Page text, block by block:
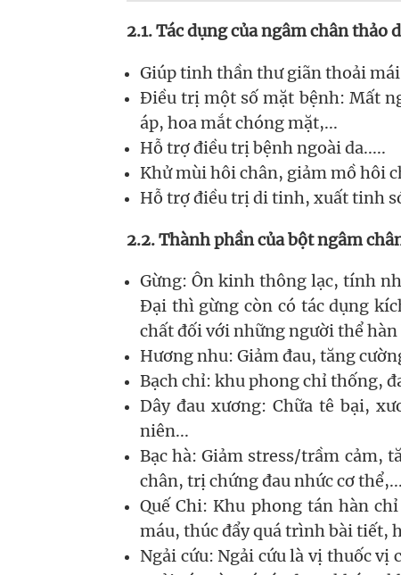
2.1. Tác dụng của ngâm chân thảo
Giúp tinh thần thư giãn thoải
Điều trị một số mặt bệnh: Mất
áp, hoa mắt chóng mặt,...
Hỗ trợ điều trị bệnh ngoài da.....
Khử mùi hôi chân, giảm mồ hôi
Hỗ trợ điều trị di tinh, xuất tinh
2.2. Thành phần của bột ngâm
Gừng: Ôn kinh thông lạc, tính
Đại thì gừng còn có tác dụng
chất đối với những người thể hàn
Hương nhu: Giảm đau, tăng
Bạch chỉ: khu phong chỉ thống,
Dây đau xương: Chữa tê bại,
niên...
Bạc hà: Giảm stress/trầm cảm,
chân, trị chứng đau nhức cơ thể,...
Quế Chi: Khu phong tán hàn
máu, thúc đẩy quá trình bài tiết,
Ngải cứu: Ngải cứu là vị thuốc